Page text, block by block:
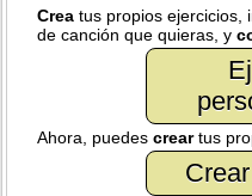
Crea tus propios ejercicios,
de canción que quieras, y
Ahora, puedescreartus